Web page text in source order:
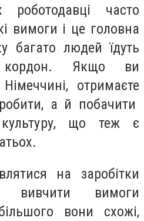
часто
вимоги і це головна
багато людей їдуть
Якщо ви
отримаєте
а й побачити
що теж є
на заробітки
вивчити вимоги
вони схожі,